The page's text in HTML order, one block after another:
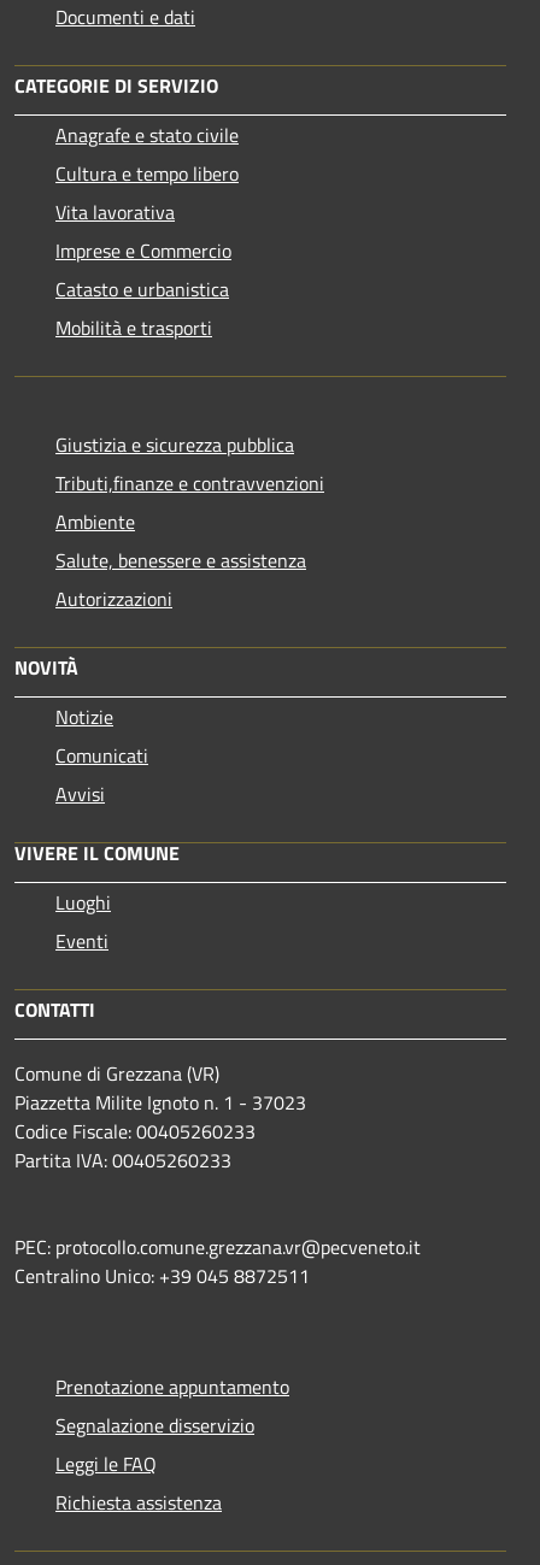
Documenti e dati
CATEGORIE DI SERVIZIO
Anagrafe e stato civile
Cultura e tempo libero
Vita lavorativa
Imprese e Commercio
Catasto e urbanistica
Mobilità e trasporti
Giustizia e sicurezza pubblica
Tributi,finanze e contravvenzioni
Ambiente
Salute, benessere e assistenza
Autorizzazioni
NOVITÀ
Notizie
Comunicati
Avvisi
VIVERE IL COMUNE
Luoghi
Eventi
CONTATTI
Comune di Grezzana (VR)
Piazzetta Milite Ignoto n. 1 - 37023
Codice Fiscale: 00405260233
Partita IVA: 00405260233
PEC: protocollo.comune.grezzana.vr@pecveneto.it
Centralino Unico: +39 045 8872511
Prenotazione appuntamento
Segnalazione disservizio
Leggi le FAQ
Richiesta assistenza